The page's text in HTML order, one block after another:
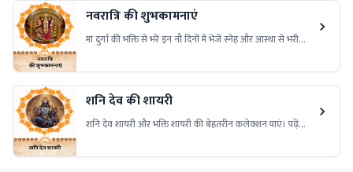
नवरात्रि की शुभकामनाएं
मां दुर्गा की भक्ति से भरे इन नौ दिनों में भेजें स्नेह और आस्था से भरी
के दिल को छू जाएं।
शनि देव की शायरी
शनि देव शायरी और भक्ति शायरी की बेहतरीन कलेक्शन पाएं। पढ़ें
सुधार की प्रेरणा दे। हर अवसर के लिए उपयुक्त।